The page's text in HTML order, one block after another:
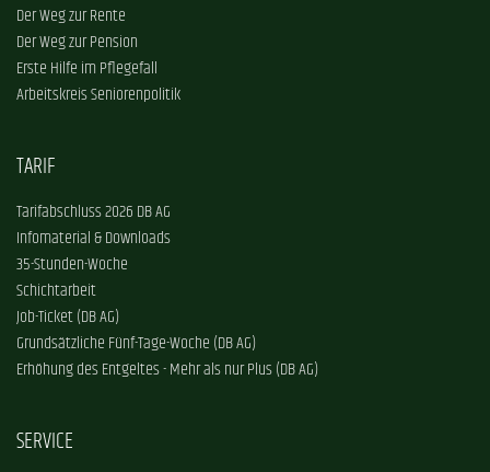
Der Weg zur Rente
Der Weg zur Pension
Erste Hilfe im Pflegefall
Arbeitskreis Seniorenpolitik
TARIF
Tarifabschluss 2026 DB AG
Infomaterial & Downloads
35-Stunden-Woche
Schichtarbeit
Job-Ticket (DB AG)
Grundsätzliche Fünf-Tage-Woche (DB AG)
Erhöhung des Entgeltes - Mehr als nur Plus (DB AG)
SERVICE